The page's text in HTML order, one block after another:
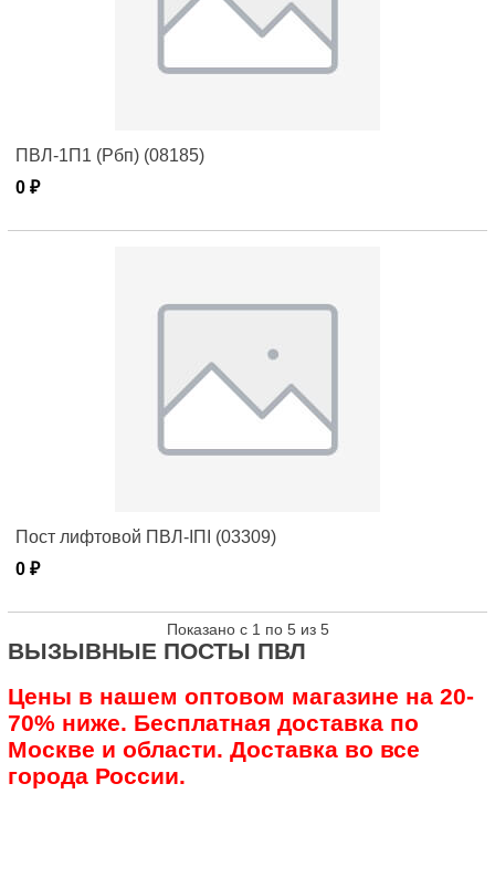
ПВЛ-1П1 (Рбп) (08185)
0 ₽
Пост лифтовой ПВЛ-IПI (03309)
0 ₽
Показано с 1 по 5 из 5
ВЫЗЫВНЫЕ ПОСТЫ ПВЛ
Цены в нашем оптовом магазине на 20-
70% ниже. Бесплатная доставка по
Москве и области. Доставка во все
города России.